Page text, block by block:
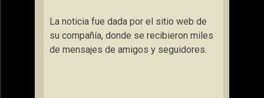
La noticia fue dada por el sitio web de
su compañía, donde se recibieron miles
de mensajes de amigos y seguidores.